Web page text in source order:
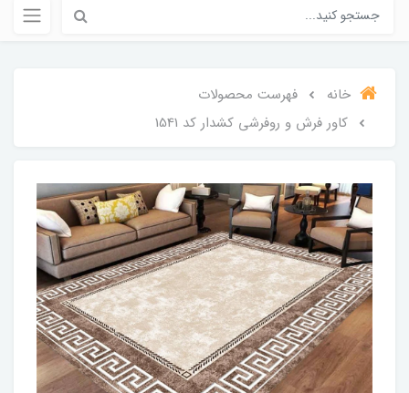
خانه
فهرست محصولات
کاور فرش و روفرشی کشدار کد 1541